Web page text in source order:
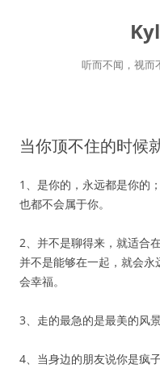
听而不闻，视而
当你顶不住的时候
1、是你的，永远都是你的
也都不会属于你。
2、并不是聊得来，就适合
并不是能够在一起，就会
会幸福。
3、走的最急的是最美的风
4、当身边的朋友说你是疯